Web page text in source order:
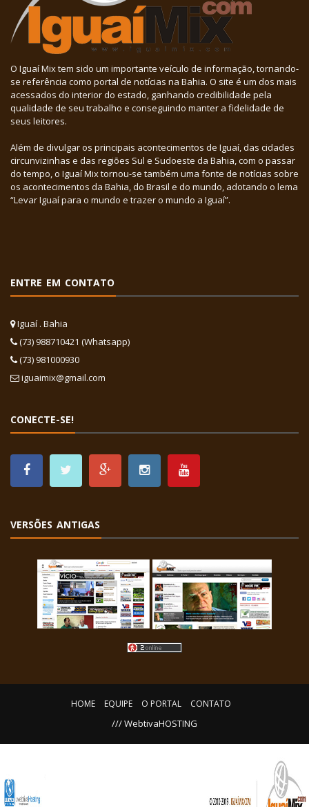
O Iguaí Mix tem sido um importante veículo de informação, tornando-
se referência como portal de notícias na Bahia. O site é um dos mais
acessados do interior do estado, ganhando credibilidade pela
qualidade de seu trabalho e conseguindo manter a fidelidade de
seus leitores.
Além de divulgar os principais acontecimentos de Iguaí, das cidades
circunvizinhas e das regiões Sul e Sudoeste da Bahia, com o passar
do tempo, o Iguaí Mix tornou-se também uma fonte de notícias sobre
os acontecimentos da Bahia, do Brasil e do mundo, adotando o lema
“Levar Iguaí para o mundo e trazer o mundo a Iguaí”.
ENTRE EM CONTATO
Iguaí . Bahia
(73) 988710421 (Whatsapp)
(73) 981000930
iguaimix@gmail.com
CONECTE-SE!
VERSÕES ANTIGAS
HOME EQUIPE O PORTAL CONTATO
/// WebtivaHOSTING